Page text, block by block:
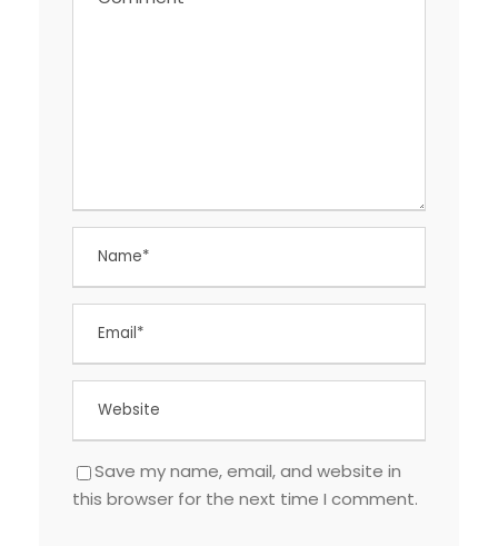
Save my name, email, and website in
this browser for the next time I comment.